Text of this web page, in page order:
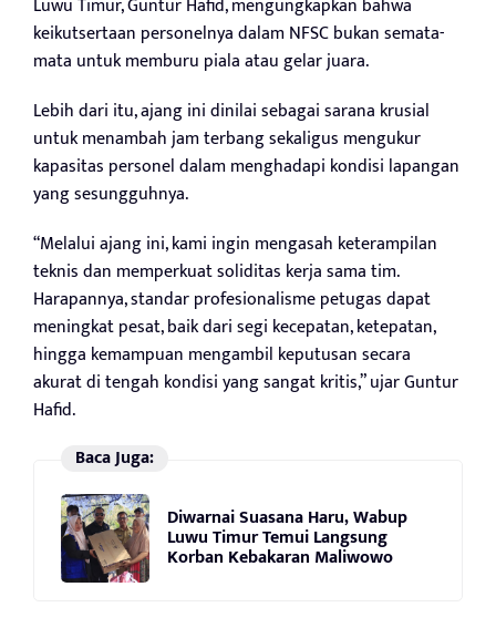
Luwu Timur, Guntur Hafid, mengungkapkan bahwa
keikutsertaan personelnya dalam NFSC bukan semata-
mata untuk memburu piala atau gelar juara.
Lebih dari itu, ajang ini dinilai sebagai sarana krusial
untuk menambah jam terbang sekaligus mengukur
kapasitas personel dalam menghadapi kondisi lapangan
yang sesungguhnya.
“Melalui ajang ini, kami ingin mengasah keterampilan
teknis dan memperkuat soliditas kerja sama tim.
Harapannya, standar profesionalisme petugas dapat
meningkat pesat, baik dari segi kecepatan, ketepatan,
hingga kemampuan mengambil keputusan secara
akurat di tengah kondisi yang sangat kritis,” ujar Guntur
Hafid.
Baca Juga:
Diwarnai Suasana Haru, Wabup
Luwu Timur Temui Langsung
Korban Kebakaran Maliwowo